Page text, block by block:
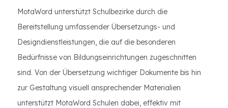
MotaWord unterstützt Schulbezirke durch die
Bereitstellung umfassender Übersetzungs- und
Designdienstleistungen, die auf die besonderen
Bedürfnisse von Bildungseinrichtungen zugeschnitten
sind. Von der Übersetzung wichtiger Dokumente bis hin
zur Gestaltung visuell ansprechender Materialien
unterstützt MotaWord Schulen dabei, effektiv mit